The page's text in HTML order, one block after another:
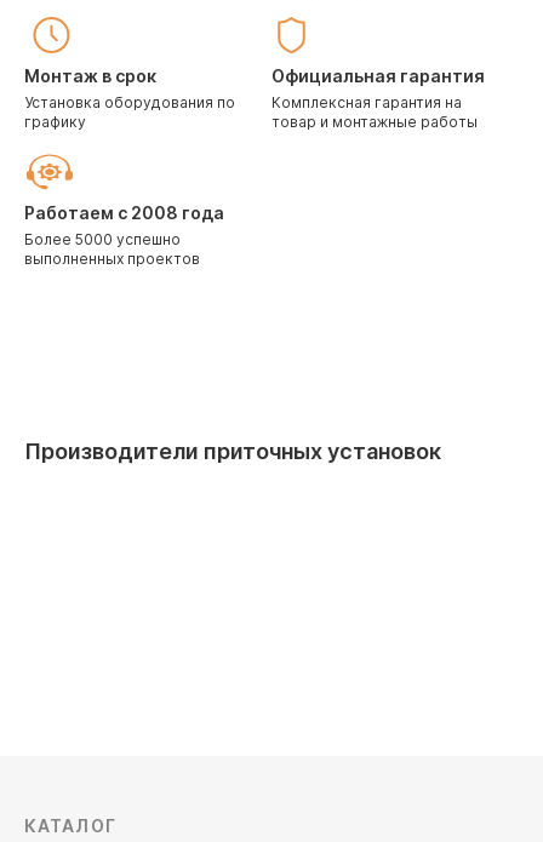
Монтаж в срок
Установка оборудования по
графику
Официальная гарантия
Комплексная гарантия на
товар и монтажные работы
Работаем с 2008 года
Более 5000 успешно
выполненных проектов
Производители приточных установок
КАТАЛОГ